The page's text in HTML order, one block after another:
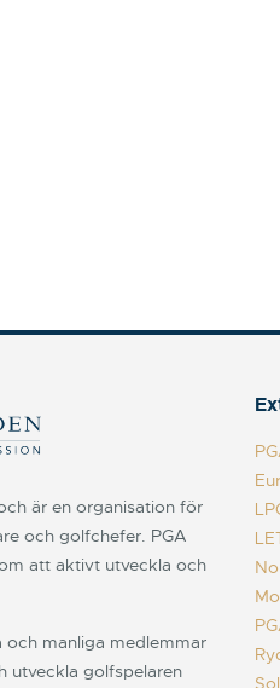
är en organisation för
och golfchefer. PGA
att aktivt utveckla och
och manliga medlemmar
utveckla golfspelaren